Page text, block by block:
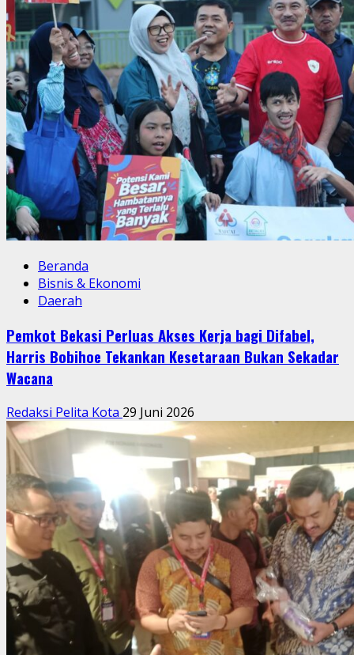
Beranda
Bisnis & Ekonomi
Daerah
Pemkot Bekasi Perluas Akses Kerja bagi Difabel,
Harris Bobihoe Tekankan Kesetaraan Bukan Sekadar
Wacana
Redaksi Pelita Kota 29 Juni 2026